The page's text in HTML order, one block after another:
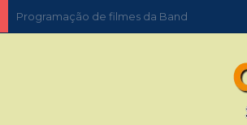
Programação de filmes da globo